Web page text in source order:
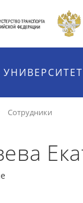
УНИВЕРСИТЕТ
Сотрудники